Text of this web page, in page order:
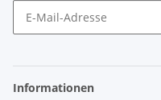
Informationen